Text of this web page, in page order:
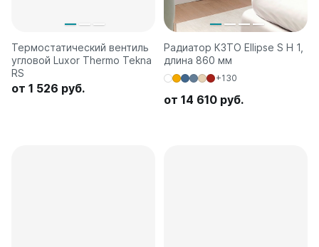
Термостатический вентиль
угловой Luxor Thermo Tekna
RS
от 1 526 руб.
Радиатор КЗТО Ellipse S H 1,
длина 860 мм
+130
от 14 610 руб.